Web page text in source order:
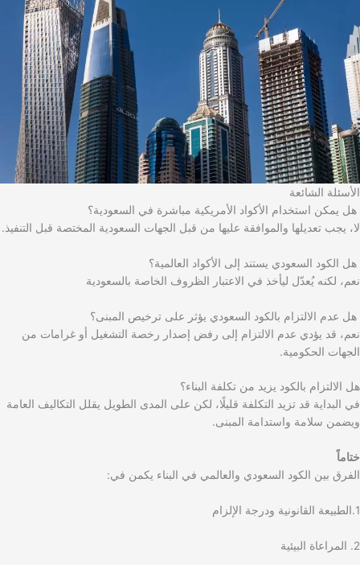
الأسئلة الشائعة
هل يمكن استخدام الأكواد الأمريكية مباشرة في السعودية؟
لا، يجب تعديلها والموافقة عليها من قبل الجهات السعودية المختصة قبل التنفيذ.
هل الكود السعودي يستند إلى الأكواد العالمية؟
نعم، لكنه يُعدّل ليأخذ في الاعتبار الظروف الخاصة بالسعودية
هل عدم الالتزام بالكود السعودي يؤثر على ترخيص المبنى؟
نعم، قد يؤدي عدم الالتزام إلى رفض إصدار رخصة التشغيل أو غرامات من
الجهات الحكومية.
هل الالتزام بالكود يزيد من تكلفة البناء؟
في البداية قد تزيد التكلفة قليلًا، لكن على المدى الطويل يقلل التكاليف العامة
ويضمن سلامة واستدامة المبنى.
ختاماً
الفرق بين الكود السعودي والعالمي في البناء يكمن في:
1.الطبيعة القانونية ودرجة الإلزام
2. المراعاة البيئية